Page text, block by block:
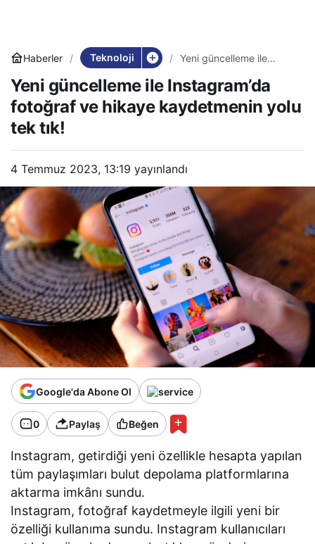
Haberler Teknoloji
Yeni güncelleme ile
hikaye kaydetmenin yolu
tek tık!
Yeni güncelleme ile Instagram’da
fotoğraf ve hikaye kaydetmenin yolu
tek tık!
4 Temmuz 2023, 13:19 yayınlandı
Google'da Abone Ol
0 Paylaş Beğen
Instagram, getirdiği yeni özellikle hesapta yapılan
tüm paylaşımları bulut depolama platformlarına
aktarma imkânı sundu.
Instagram, fotoğraf kaydetmeyle ilgili yeni bir
özelliği kullanıma sundu. Instagram kullanıcıları